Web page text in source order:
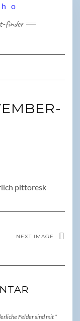
finder
pittoresk
NEXT IMAGE
Felder sind mit *